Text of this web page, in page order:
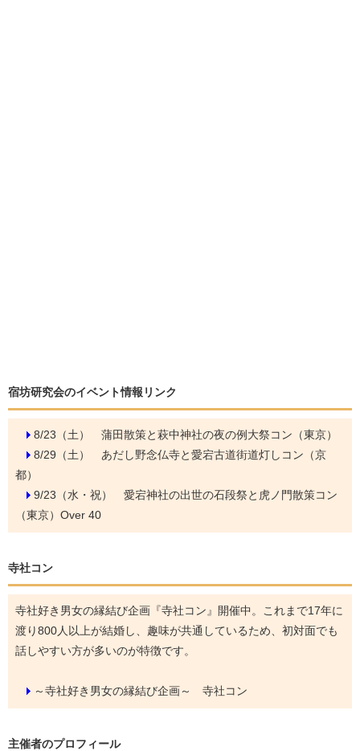
宿坊研究会のイベント情報リンク
8/23（土） 蒲田散策と萩中神社の夜の例大祭コン（東京）
8/29（土） あだし野念仏寺と愛宕古道街道灯しコン（京
都）
9/23（水・祝） 愛宕神社の出世の石段祭と虎ノ門散策コン
（東京）Over 40
寺社コン
寺社好き男女の縁結び企画『寺社コン』開催中。これまで17年に
渡り800人以上が結婚し、趣味が共通しているため、初対面でも
話しやすい方が多いのが特徴です。
～寺社好き男女の縁結び企画～ 寺社コン
主催者のプロフィール